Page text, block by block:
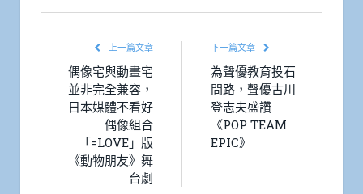
上一篇文章
偶像宅與動畫宅
並非完全兼容，
日本媒體不看好
偶像組合
「=LOVE」版
《動物朋友》舞
台劇
下一篇文章
為聲優教育投石
問路，聲優古川
登志夫盛讚
《POP TEAM
EPIC》